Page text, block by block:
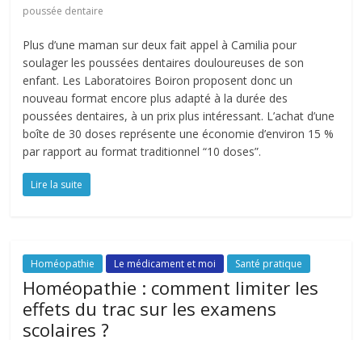
poussée dentaire
Plus d’une maman sur deux fait appel à Camilia pour
soulager les poussées dentaires douloureuses de son
enfant. Les Laboratoires Boiron proposent donc un
nouveau format encore plus adapté à la durée des
poussées dentaires, à un prix plus intéressant. L’achat d’une
boîte de 30 doses représente une économie d’environ 15 %
par rapport au format traditionnel “10 doses”.
Lire la suite
Homéopathie Le médicament et moi Santé pratique
Homéopathie : comment limiter les
effets du trac sur les examens
scolaires ?